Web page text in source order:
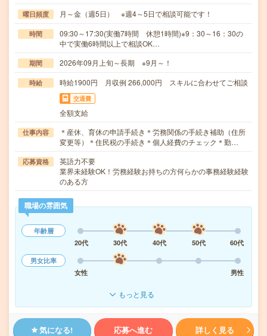
曜日頻度 月～金（週5日） ※週4～5日で相談可能です！
時間
09:30～17:30(実働7時間 休憩1時間)※9：30～16：30の
中で実働6時間以上で相談OK…
期間 2026年09月上旬～長期 ※9月～！
時給 時給1900円 月収例 266,000円 スキルに合わせてご相談
交通費
全額支給
仕事内容
＊産休、育休の申請手続き＊労務関係の手続き補助（住所
変更等）＊住民税の手続き＊個人経費のチェック＊勤…
応募資格
英語力不要
業界未経験OK！労務経験お持ちの方何らかの事務経験経験
のある方
職場の雰囲気
年齢層
20代
30代 40代 50代
60代
男女比率
女性
男性
もっと見る
気になる! 応募へ進む 詳しく見る